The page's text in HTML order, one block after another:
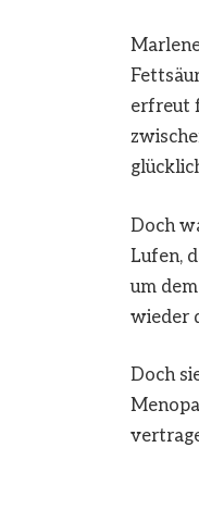
erfreut
Doch
Lufen,
um
wieder
Doch